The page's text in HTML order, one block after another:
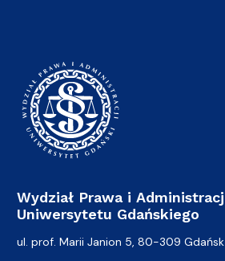
Wydział Prawa i
Uniwersytetu Gdańskiego
ul. prof. Marii Janion 5, 80-309 Gdańsk